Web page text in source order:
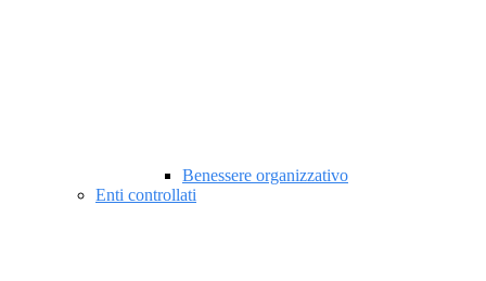
Benessere organizzativo
Enti controllati